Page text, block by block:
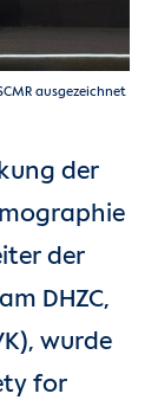
ausgezeichnet
der
der
DHZC,
wurde
for